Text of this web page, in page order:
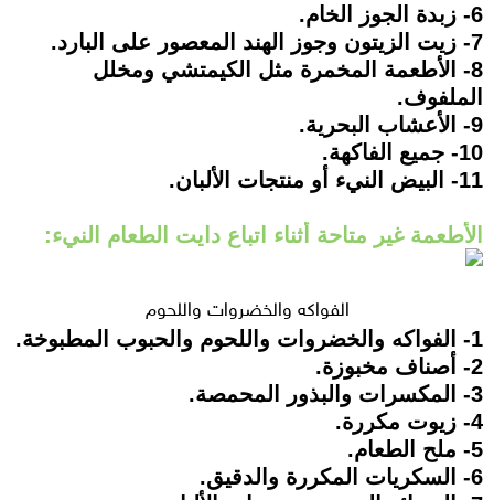
6- زبدة الجوز الخام.
7- زيت الزيتون وجوز الهند المعصور على البارد.
8- الأطعمة المخمرة مثل الكيمتشي ومخلل
الملفوف.
9- الأعشاب البحرية.
10- جميع الفاكهة.
11- البيض النيء أو منتجات الألبان.
الأطعمة غير متاحة أثناء اتباع دايت الطعام النيء:
الفواكه والخضروات واللحوم
1- الفواكه والخضروات واللحوم والحبوب المطبوخة.
2- أصناف مخبوزة.
3- المكسرات والبذور المحمصة.
4- زيوت مكررة.
5- ملح الطعام.
6- السكريات المكررة والدقيق.